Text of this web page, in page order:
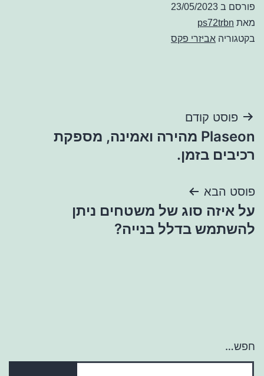
פורסם ב 23/05/2023
מאת ps72trbn
בקטגוריה אביזרי פקס
ניווט
פוסט קודם
Plaseon מהירה ואמינה, מספקת
רכיבים בזמן.
פוסט הבא
על איזה סוג של משטחים ניתן
להשתמש בדלל בנייה?
חפש…